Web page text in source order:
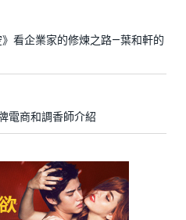
看企業家的修煉之路—葉和軒的
電商和調香師介紹